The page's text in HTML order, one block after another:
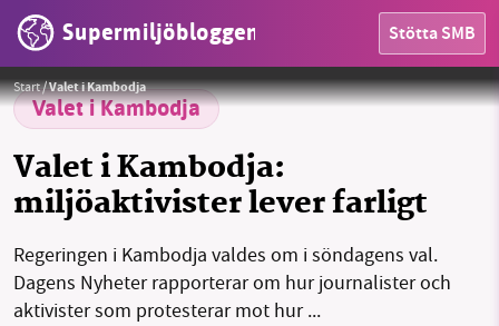
Supermiljöbloggen Stötta SMB
OMRÅDEN
MILJÖFAKTA
OM OSS
Start/Valet i Kambodja
Valet i Kambodja
Valet i Kambodja:
miljöaktivister lever farligt
Regeringen i Kambodja valdes om i söndagens val.
Dagens Nyheter rapporterar om hur journalister och
aktivister som protesterar mot hur ...